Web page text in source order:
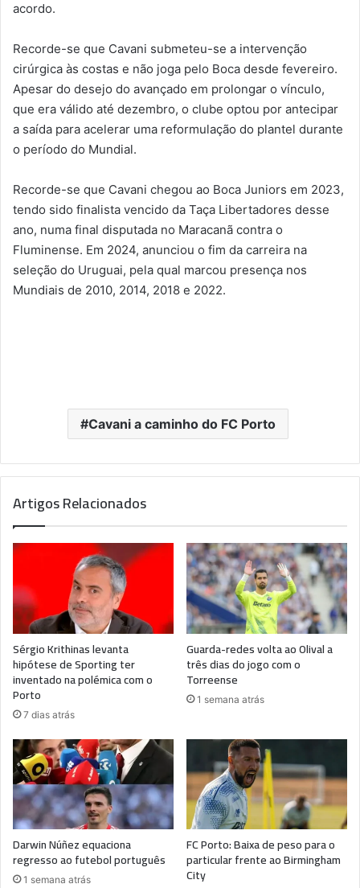
acordo.
Recorde-se que Cavani submeteu-se a intervenção
cirúrgica às costas e não joga pelo Boca desde fevereiro.
Apesar do desejo do avançado em prolongar o vínculo,
que era válido até dezembro, o clube optou por antecipar
a saída para acelerar uma reformulação do plantel durante
o período do Mundial.
Recorde-se que Cavani chegou ao Boca Juniors em 2023,
tendo sido finalista vencido da Taça Libertadores desse
ano, numa final disputada no Maracanã contra o
Fluminense. Em 2024, anunciou o fim da carreira na
seleção do Uruguai, pela qual marcou presença nos
Mundiais de 2010, 2014, 2018 e 2022.
Cavani a caminho do FC Porto
Artigos Relacionados
Sérgio Krithinas levanta
hipótese de Sporting ter
inventado na polémica com o
Porto
7 dias atrás
Guarda-redes volta ao Olival a
três dias do jogo com o
Torreense
1 semana atrás
Darwin Núñez equaciona
regresso ao futebol português
1 semana atrás
FC Porto: Baixa de peso para o
particular frente ao Birmingham
City